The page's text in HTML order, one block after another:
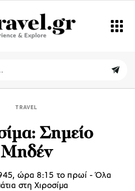
TRAVEL
Σημείο
Μηδέν
ώρα 8:15 το πρωί - Όλα
στη Χιροσίμα